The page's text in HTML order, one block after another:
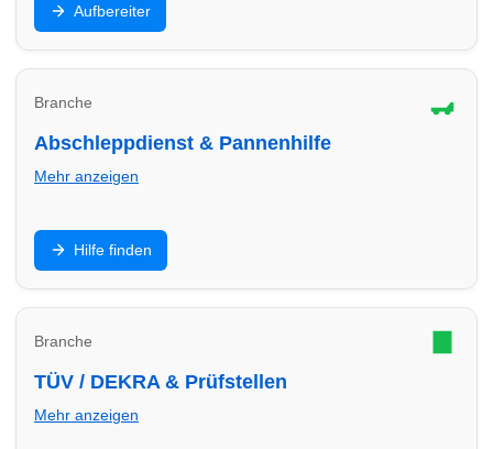
Keramikversiegelung: Finde Aufbereiter in Herten für
Werterhalt und Top-Optik.
Aufbereiter
Branche
Abschleppdienst & Pannenhilfe
Mehr anzeigen
Panne, Unfall oder Startproblem: Finde
Abschleppdienste in Herten – Hilfe, Transport und
sichere Abwicklung.
Hilfe finden
Branche
TÜV / DEKRA & Prüfstellen
Mehr anzeigen